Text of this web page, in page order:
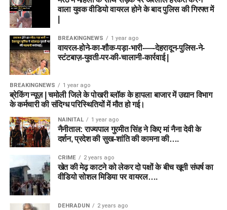
वाला युवक वीडियो वायरल होने के बाद पुलिस की गिरफ्त में
BREAKINGNEWS 1 year ago
वायरल-होने-का-शौक-पड़ा-भारी-—-देहरादून-पुलिस-ने-
स्टंटबाज़-युवती-पर-की-चालानी-कार्रवाई |
BREAKINGNEWS 1 year ago
ब्रेकिंग न्यूज़ | चमोली जिले के पोखरी ब्लॉक के हापला बाजार में उद्यान विभाग
के कर्मचारी की संदिग्ध परिस्थितियों में मौत हो गई।
NAINITAL 1 year ago
नैनीताल: राज्यपाल गुरमीत सिंह ने किए मां नैना देवी के
दर्शन, प्रदेश की सुख-शांति की कामना की….
CRIME 2 years ago
खेत की मेढ़ काटने को लेकर दो पक्षों के बीच खूनी संघर्ष का
वीडियो सोशल मिडिया पर वायरल….
DEHRADUN 2 years ago